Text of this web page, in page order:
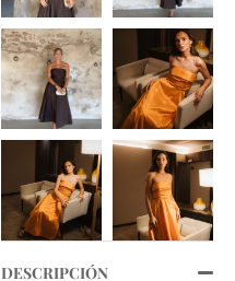
DESCRIPCIÓN